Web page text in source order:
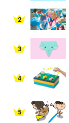
2
3
4
5